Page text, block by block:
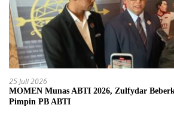
25 Juli 2026
MOMEN Munas ABTI 2026, Zulfydar
Pimpin PB ABTI